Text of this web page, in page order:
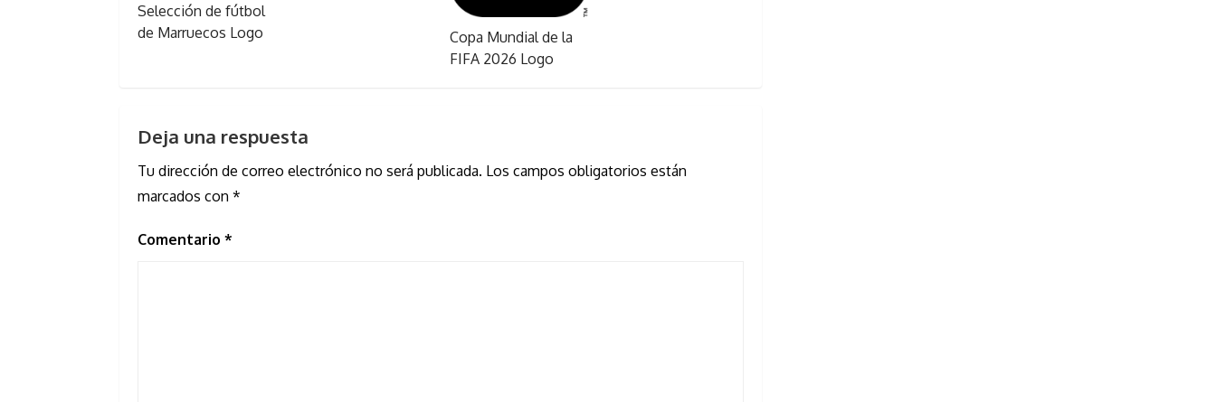
Selección de fútbol
de Marruecos Logo
Copa Mundial de la
FIFA 2026 Logo
Deja una respuesta
Tu dirección de correo electrónico no será publicada. Los campos obligatorios están
marcados con *
Comentario *